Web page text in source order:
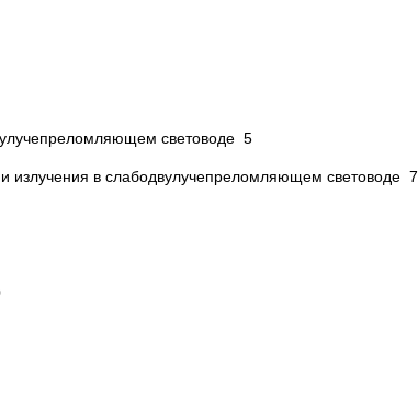
световоде 5
излучения в слабодвулучепреломляющем световоде 7